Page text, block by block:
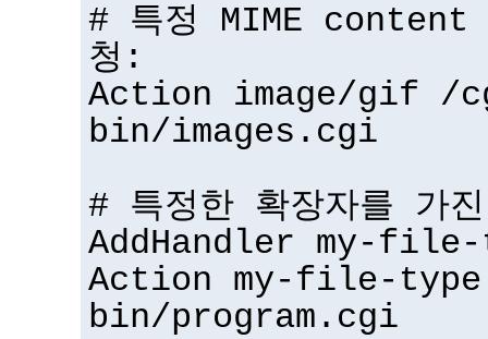
# 특정 MIME content
청:
Action image/gif /
bin/images.cgi
# 특정한 확장자를 가
AddHandler my-
Action my-file-
bin/program.cgi